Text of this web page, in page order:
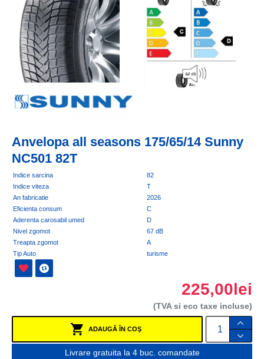
Anvelopa all seasons 175/65/14 Sunny
NC501 82T
Indice sarcina
82
Indice viteza
T
An fabricatie
2026
Eficienta consum
C
Aderenta carosabil umed
D
Nivel zgomot
67 dB
Treapta zgomot
A
Tip Auto
turisme
225,00lei
(TVA si eco taxe incluse)
ADAUGĂ ÎN COŞ
Livrare gratuita la 4 buc. comandate